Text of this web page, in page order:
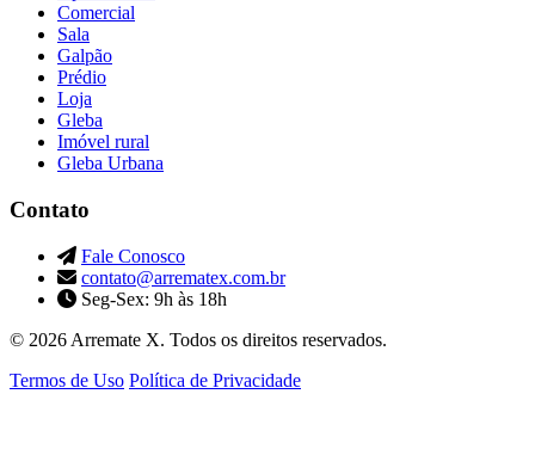
Comercial
Sala
Galpão
Prédio
Loja
Gleba
Imóvel rural
Gleba Urbana
Contato
Fale Conosco
contato@arrematex.com.br
Seg-Sex: 9h às 18h
© 2026 Arremate X. Todos os direitos reservados.
Termos de Uso Política de Privacidade